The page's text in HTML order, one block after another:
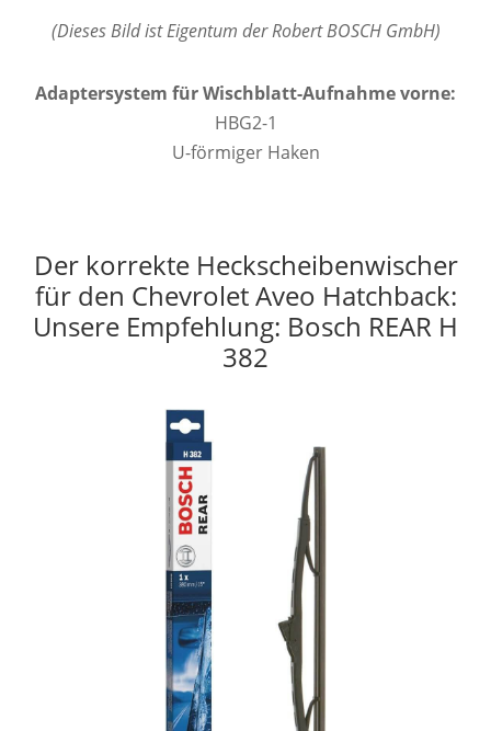
(Dieses Bild ist Eigentum der Robert BOSCH GmbH)
Adaptersystem für Wischblatt-Aufnahme vorne:
HBG2-1
U-förmiger Haken
Der korrekte Heckscheibenwischer
für den Chevrolet Aveo Hatchback:
Unsere Empfehlung: Bosch REAR H
382